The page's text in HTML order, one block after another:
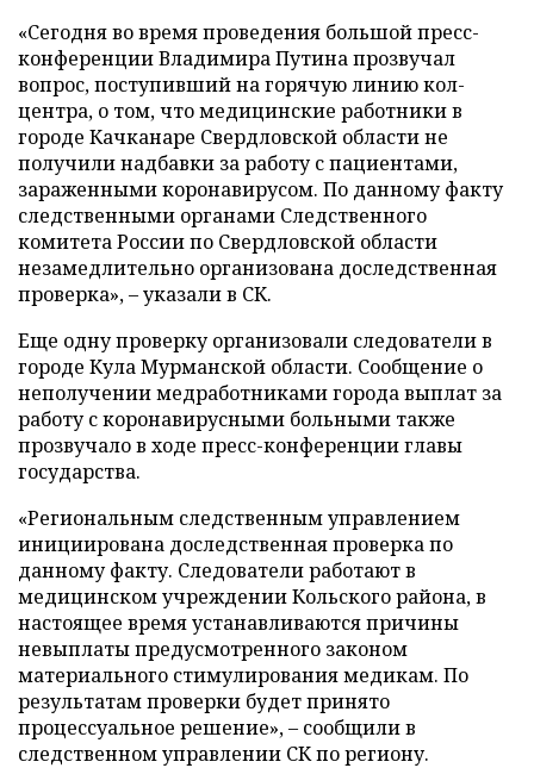
«Сегодня во время проведения большой пресс-
конференции Владимира Путина прозвучал
вопрос, поступивший на горячую линию кол-
центра, о том, что медицинские работники в
городе Качканаре Свердловской области не
получили надбавки за работу с пациентами,
зараженными коронавирусом. По данному факту
следственными органами Следственного
комитета России по Свердловской области
незамедлительно организована доследственная
проверка», – указали в СК.
Еще одну проверку организовали следователи в
городе Кула Мурманской области. Сообщение о
неполучении медработниками города выплат за
работу с коронавирусными больными также
прозвучало в ходе пресс-конференции главы
государства.
«Региональным следственным управлением
инициирована доследственная проверка по
данному факту. Следователи работают в
медицинском учреждении Кольского района, в
настоящее время устанавливаются причины
невыплаты предусмотренного законом
материального стимулирования медикам. По
результатам проверки будет принято
процессуальное решение», – сообщили в
следственном управлении СК по региону.